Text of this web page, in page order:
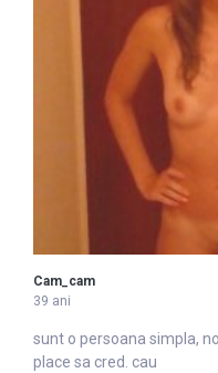
Cam_cam
39 ani
sunt o persoana simpla,
place sa cred. cau